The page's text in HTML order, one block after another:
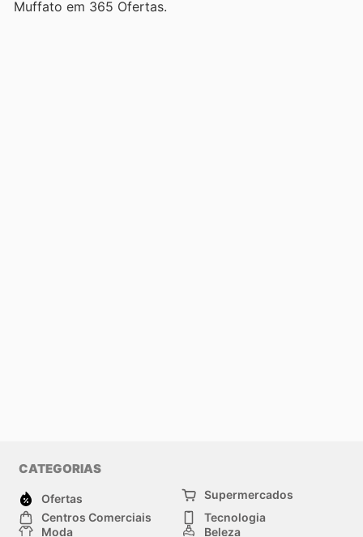
Muffato em 365 Ofertas.
CATEGORIAS
Ofertas
Supermercados
Centros Comerciais
Tecnologia
Moda
Beleza